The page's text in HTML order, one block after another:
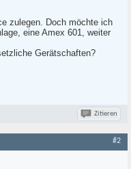
zulegen. Doch möchte ich
eine Amex 601, weiter
Gerätschaften?
Zitieren
#2